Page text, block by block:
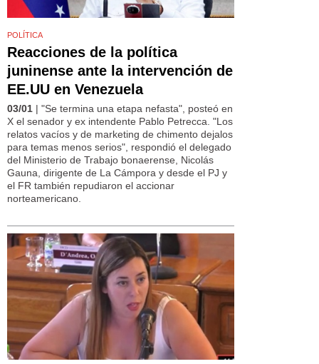
POLÍTICA
Reacciones de la política
juninense ante la intervención de
EE.UU en Venezuela
03/01 | "Se termina una etapa nefasta", posteó en
X el senador y ex intendente Pablo Petrecca. "Los
relatos vacíos y de marketing de chimento dejalos
para temas menos serios", respondió el delegado
del Ministerio de Trabajo bonaerense, Nicolás
Gauna, dirigente de La Cámpora y desde el PJ y
el FR también repudiaron el accionar
norteamericano.